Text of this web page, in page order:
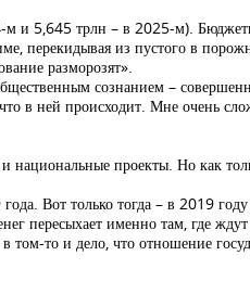
и 5,645 трлн – в 2025-м).
перекидывая из пустого в
разморозят».
сознанием –
в ней происходит. Мне очень
проекты. Но как
Вот только тогда – в 2019
пересыхает именно там, где
то и дело, что отношение